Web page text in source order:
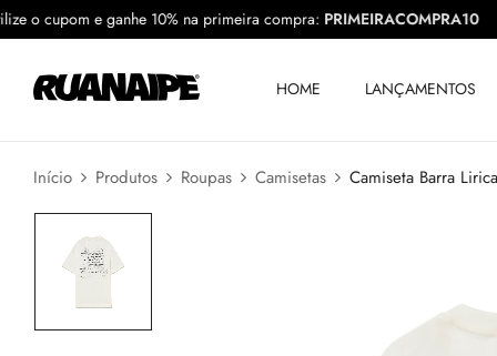
Utilize o cupom e ganhe 10% na primeira compra:
HOME LANÇAMENTOS
Início Produtos Roupas Camisetas Camiseta Barra